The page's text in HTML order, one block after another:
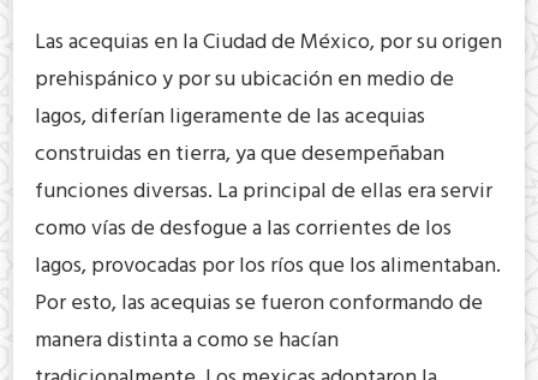
Las acequias en la Ciudad de México, por su origen
prehispánico y por su ubicación en medio de
lagos, diferían ligeramente de las acequias
construidas en tierra, ya que desempeñaban
funciones diversas. La principal de ellas era servir
como vías de desfogue a las corrientes de los
lagos, provocadas por los ríos que los alimentaban.
Por esto, las acequias se fueron conformando de
manera distinta a como se hacían